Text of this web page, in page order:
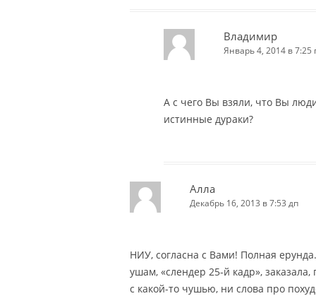
Владимир
Январь 4, 2014 в 7:25
А с чего Вы взяли, что Вы
истинные дураки?
Алла
Декабрь 16, 2013 в 7:53 дп
НИУ, согласна с Вами! Полная
ушам, «слендер 25-й кадр»,
с какой-то чушью, ни слова про